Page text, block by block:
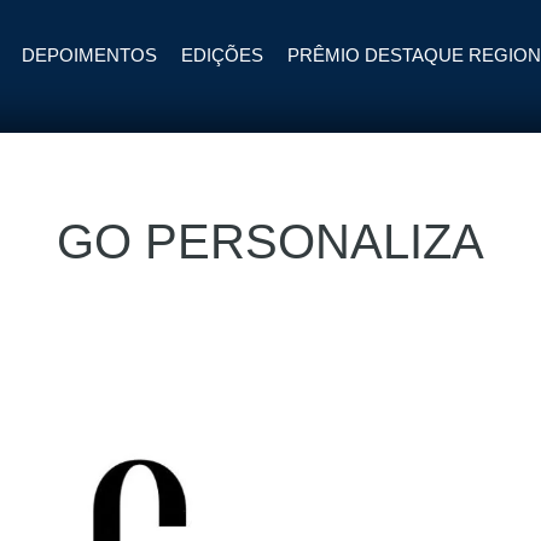
DEPOIMENTOS EDIÇÕES PRÊMIO DESTAQUE
GO PERSONALIZA